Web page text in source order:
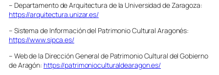
– Departamento de Arquitectura de la Universidad de Zaragoza:
https://arquitectura.unizar.es/
– Sistema de Información del Patrimonio Cultural Aragonés:
https://www.sipca.es/
– Web de la Dirección General de Patrimonio Cultural del Gobierno
de Aragón: https://patrimonioculturaldearagon.es/